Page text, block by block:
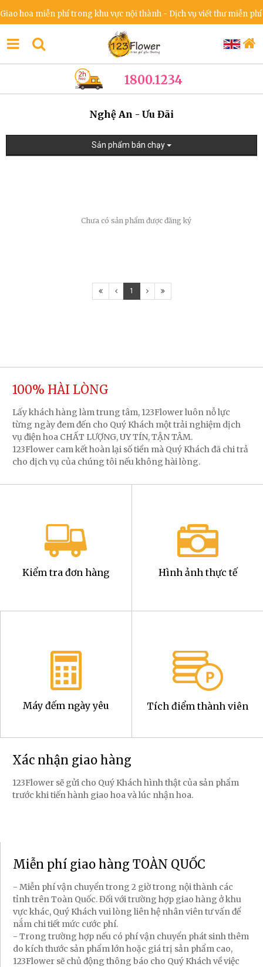
hoa miễn phí trong khu vực nội thành - Dịch vụ viết thư miễn phí
1800.1234
Nghệ An - Ưu Đãi
Sản phẩm bán chạy
Chưa có sản phẩm được đăng ký
1
100% HÀI LÒNG
Lấy khách hàng làm trung tâm, 123Flower luôn nỗ lực
từng ngày đem đến cho Quý Khách một trải nghiệm dịch
vụ điện hoa CHẤT LƯỢNG, UY TÍN, TẬN TÂM.
123Flower cam kết hoàn lại số tiền mà Quý Khách đã chi trả
cho dịch vụ của chúng tôi nếu không hài lòng.
Kiểm tra đơn hàng Hình ảnh thực tế
Máy đếm ngày yêu Tích điểm thành viên
Xác nhận giao hàng
123Flower sẽ gửi cho Quý Khách hình thật của sản phẩm
trước khi tiến hành giao hoa và lúc nhận hoa.
Miễn phí giao hàng TOÀN QUỐC
- Miễn phí vận chuyển trong 2 giờ trong nội thành các
tỉnh trên Toàn Quốc. Đối với trường hợp giao hàng ở khu
vực khác, Quý Khách vui lòng liên hệ nhân viên tư vấn để
nắm chi tiết mức cước phí.
- Trong trường hợp nếu có phí vận chuyển phát sinh thêm
do kích thước sản phẩm lớn hoặc giá trị sản phẩm cao,
123Flower sẽ chủ động thông báo cho Quý Khách về việc